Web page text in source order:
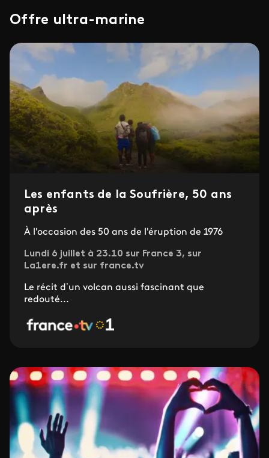
Offre ultra-marine
Les enfants de la Soufrière, 50 ans
après
À l'occasion des 50 ans de l'éruption de 1976
Lundi 6 juillet à 23.10 sur France 3, sur
La1ere.fr et sur france.tv
Le récit d’un volcan aussi fascinant que
redouté...